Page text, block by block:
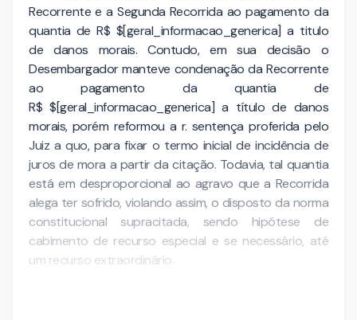
Recorrente e a Segunda Recorrida ao pagamento da
quantia de R$ $[geral_informacao_generica] a titulo
de danos morais. Contudo, em sua decisão o
Desembargador manteve condenação da Recorrente
ao pagamento da quantia de
R$ $[geral_informacao_generica] a título de danos
morais, porém reformou a r. sentença proferida pelo
Juiz a quo, para fixar o termo inicial de incidência de
juros de mora a partir da citação. Todavia, tal quantia
está em desproporcional ao agravo que a Recorrida
alega ter sofrido, violando assim, o disposto da norma
constitucional supracitada, sendo hipótese de
cabimento de recurso especial e se necessário, até
um recurso extraordinário.